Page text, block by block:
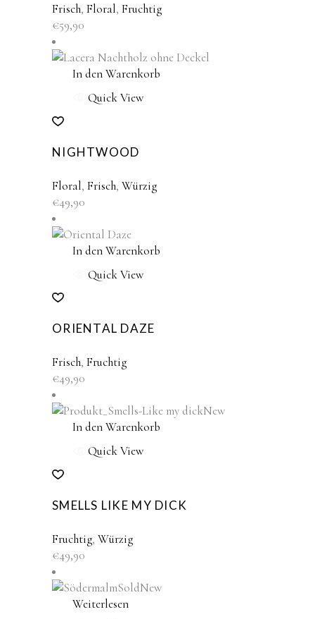
Frisch, Floral, Fruchtig
€59,90
In den Warenkorb
Quick View
NIGHTWOOD
Floral, Frisch, Würzig
€49,90
In den Warenkorb
Quick View
ORIENTAL DAZE
Frisch, Fruchtig
€49,90
New
In den Warenkorb
Quick View
SMELLS LIKE MY DICK
Fruchtig, Würzig
€49,90
SoldNew
Weiterlesen